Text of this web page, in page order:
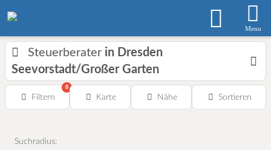
Menu
Steuerberater in Dresden
Seevorstadt/Großer Garten
Filtern
0
Karte Nähe Sortieren
Suchradius: